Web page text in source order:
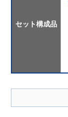
セット構成品